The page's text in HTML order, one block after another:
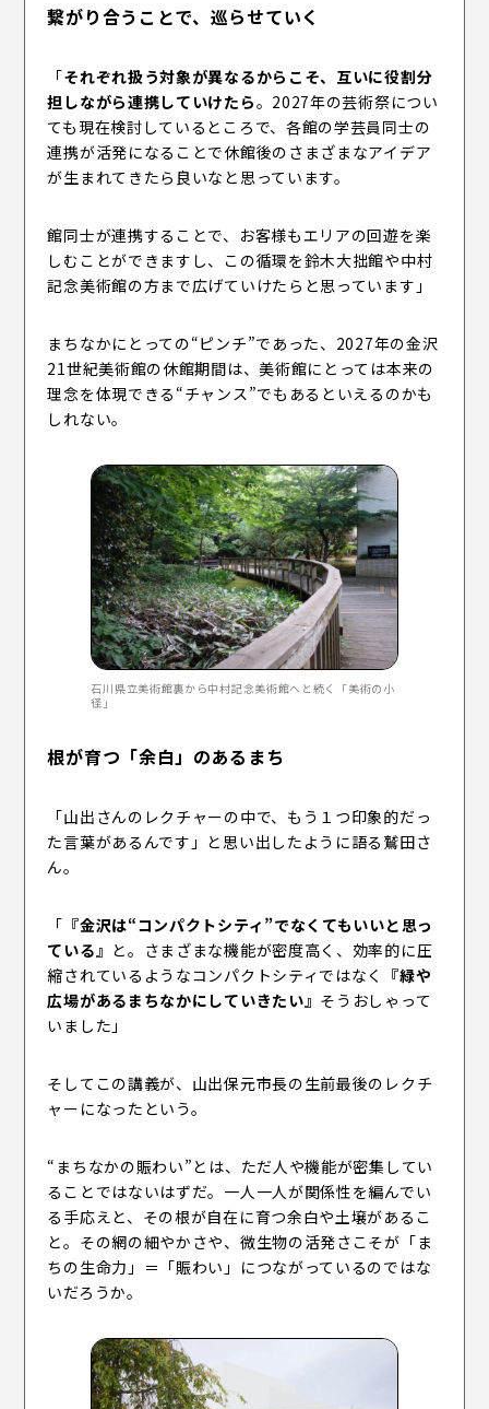
繋がり合うことで、巡らせていく
「それぞれ扱う対象が異なるからこそ、互いに役割分
担しながら連携していけたら。2027年の芸術祭につい
ても現在検討しているところで、各館の学芸員同士の
連携が活発になることで休館後のさまざまなアイデア
が生まれてきたら良いなと思っています。
館同士が連携することで、お客様もエリアの回遊を楽
しむことができますし、この循環を鈴木大拙館や中村
記念美術館の方まで広げていけたらと思っています」
まちなかにとっての“ピンチ”であった、2027年の金沢
21世紀美術館の休館期間は、美術館にとっては本来の
理念を体現できる“チャンス”でもあるといえるのかも
しれない。
石川県立美術館裏から中村記念美術館へと続く「美術の小
径」
根が育つ「余白」のあるまち
「山出さんのレクチャーの中で、もう１つ印象的だっ
た言葉があるんです」と思い出したように語る鷲田さ
ん。
「 『金沢は“コンパクトシティ”でなくてもいいと思っ
ている』 と。さまざまな機能が密度高く、効率的に圧
縮されているようなコンパクトシティではなく
『緑や
広場があるまちなかにしていきたい』 そうおしゃって
いました」
そしてこの講義が、山出保元市長の生前最後のレクチ
ャーになったという。
“まちなかの賑わい”とは、ただ人や機能が密集してい
ることではないはずだ。一人一人が関係性を編んでい
る手応えと、その根が自在に育つ余白や土壌があるこ
と。その網の細やかさや、微生物の活発さこそが「ま
ちの生命力」＝「賑わい」につながっているのではな
いだろうか。